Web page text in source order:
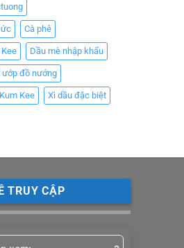
Cà phê
Dầu mè nhập khẩu
ướp đồ nướng
Kee Xì dầu đặc biệt
TRUY CẬP